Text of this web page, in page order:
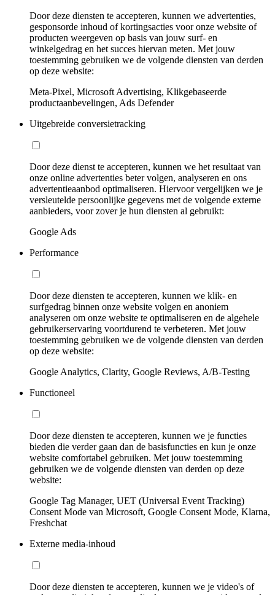
Door deze diensten te accepteren, kunnen we advertenties,
gesponsorde inhoud of kortingsacties voor onze website of
producten weergeven op basis van jouw surf- en
winkelgedrag en het succes hiervan meten. Met jouw
toestemming gebruiken we de volgende diensten van derden
op deze website:
Meta-Pixel, Microsoft Advertising, Klikgebaseerde
productaanbevelingen, Ads Defender
Uitgebreide conversietracking
Door deze dienst te accepteren, kunnen we het resultaat van
onze online advertenties beter volgen, analyseren en ons
advertentieaanbod optimaliseren. Hiervoor vergelijken we je
versleutelde persoonlijke gegevens met de volgende externe
aanbieders, voor zover je hun diensten al gebruikt:
Google Ads
Performance
Door deze diensten te accepteren, kunnen we klik- en
surfgedrag binnen onze website volgen en anoniem
analyseren om onze website te optimaliseren en de algehele
gebruikerservaring voortdurend te verbeteren. Met jouw
toestemming gebruiken we de volgende diensten van derden
op deze website:
Google Analytics, Clarity, Google Reviews, A/B-Testing
Functioneel
Door deze diensten te accepteren, kunnen we je functies
bieden die verder gaan dan de basisfuncties en kun je onze
website comfortabel gebruiken. Met jouw toestemming
gebruiken we de volgende diensten van derden op deze
website:
Google Tag Manager, UET (Universal Event Tracking)
Consent Mode van Microsoft, Google Consent Mode, Klarna,
Freshchat
Externe media-inhoud
Door deze diensten te accepteren, kunnen we je video's of